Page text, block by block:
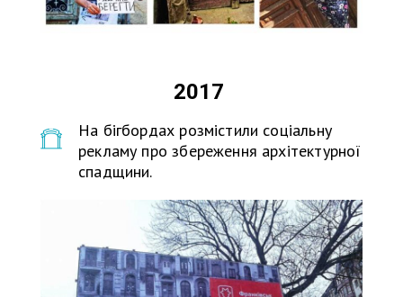
2017
На бігбордах розмістили соціальну
рекламу про збереження архітектурної
спадщини.